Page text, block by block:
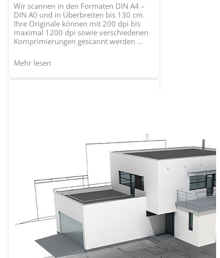
Wir scannen in den Formaten DIN A4 –
DIN A0 und in Überbreiten bis 130 cm.
Ihre Originale können mit 200 dpi bis
maximal 1200 dpi sowie verschiedenen
Komprimierungen gescannt werden ...
Mehr lesen